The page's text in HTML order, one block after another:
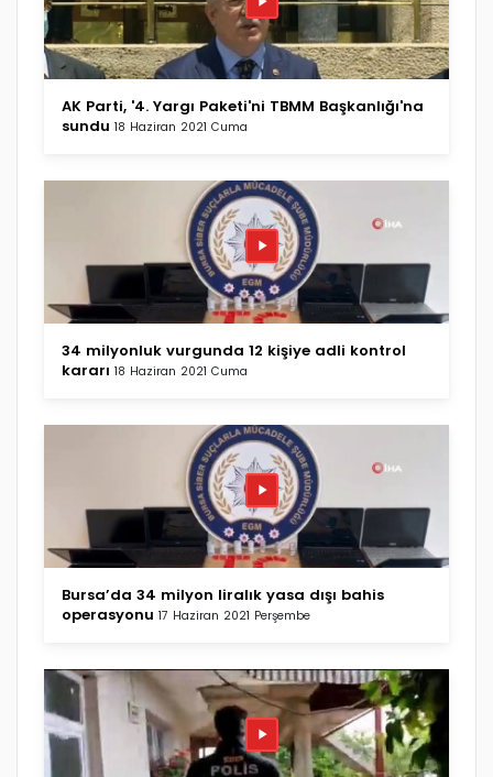
AK Parti, '4. Yargı Paketi'ni TBMM Başkanlığı'na
sundu 18 Haziran 2021 Cuma
34 milyonluk vurgunda 12 kişiye adli kontrol
kararı 18 Haziran 2021 Cuma
Bursa’da 34 milyon liralık yasa dışı bahis
operasyonu 17 Haziran 2021 Perşembe